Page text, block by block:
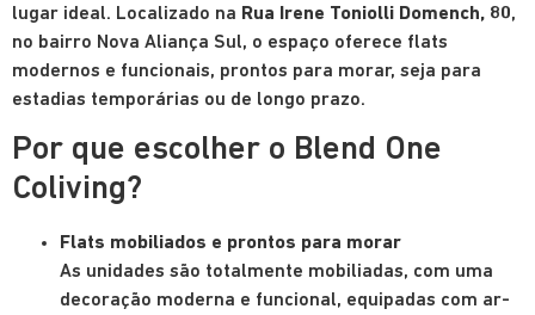
lugar ideal. Localizado na Rua Irene Toniolli Domench, 80,
no bairro Nova Aliança Sul, o espaço oferece flats
modernos e funcionais, prontos para morar, seja para
estadias temporárias ou de longo prazo.
Por que escolher o Blend One
Coliving?
Flats mobiliados e prontos para morar
As unidades são totalmente mobiliadas, com uma
decoração moderna e funcional, equipadas com ar-